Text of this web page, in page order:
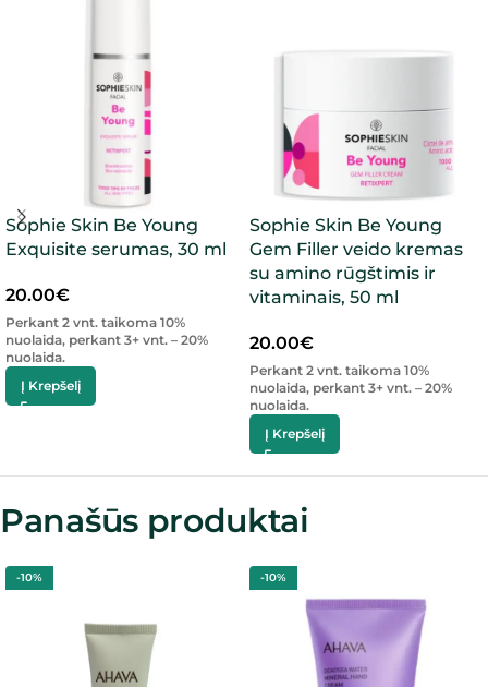
Sophie Skin Be Young
Exquisite serumas, 30 ml
20.00€
Perkant 2 vnt. taikoma 10%
nuolaida, perkant 3+ vnt. – 20%
nuolaida.
Į Krepšelį
Sophie Skin Be Young
Gem Filler veido kremas
su amino rūgštimis ir
vitaminais, 50 ml
20.00€
Perkant 2 vnt. taikoma 10%
nuolaida, perkant 3+ vnt. – 20%
nuolaida.
Į Krepšelį
Panašūs produktai
-10% -10%